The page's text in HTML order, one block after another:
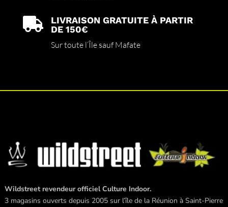

LIVRAISON GRATUITE À PARTIR
DE 150€
Sur toute l’Île sauf Mafate
Wildstreet revendeur officiel Culture Indoor.
3 magasins ouverts depuis 2005 sur l’île de la Réunion à Saint-Pierre